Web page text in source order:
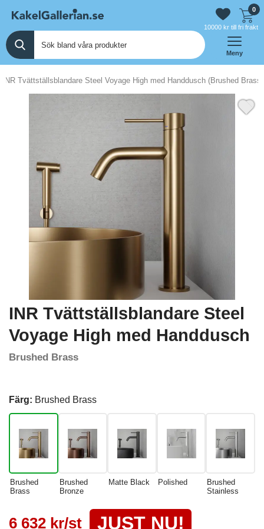
0
10000 kr till fri frakt
Meny
INR Tvättställsblandare Steel Voyage High med Handdusch (Brushed Brass)
INR Tvättställsblandare Steel
Voyage High med Handdusch
Brushed Brass
Färg: Brushed Brass
Brushed
Brass
Brushed
Bronze
Matte Black Polished
Brushed
Stainless
6 632 kr/st JUST NU!